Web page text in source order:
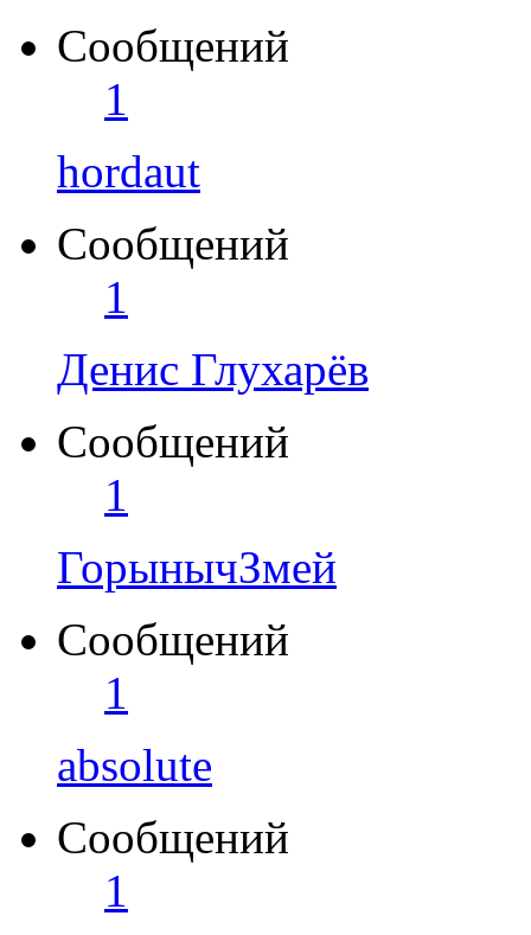
Сообщений
1
hordaut
Сообщений
1
Денис Глухарёв
Сообщений
1
ГорынычЗмей
Сообщений
1
absolute
Сообщений
1